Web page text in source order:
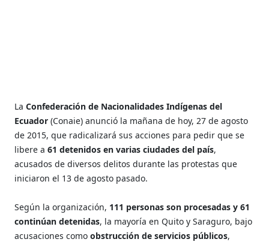
LaConfederación de Nacionalidades Indígenas del
Ecuador(Conaie) anunció la mañana de hoy, 27 de agosto
de 2015, que radicalizará sus acciones para pedir que se
libere a 61 detenidos en varias ciudades del país,
acusados de diversos delitos durante las protestas que
iniciaron el 13 de agosto pasado.
Según la organización, 111 personas son procesadas y 61
continúan detenidas, la mayoría en Quito y Saraguro, bajo
acusaciones comoobstrucción de servicios públicos,